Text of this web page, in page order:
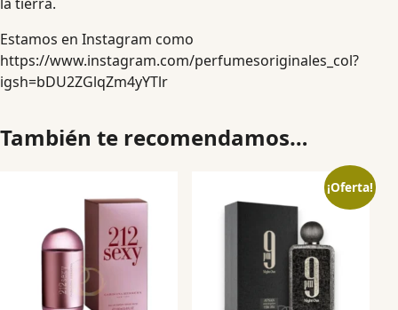
Estamos en Instagram como
https://www.instagram.com/perfumesoriginales_col?
igsh=bDU2ZGlqZm4yYTlr
También te recomendamos…
¡Oferta!